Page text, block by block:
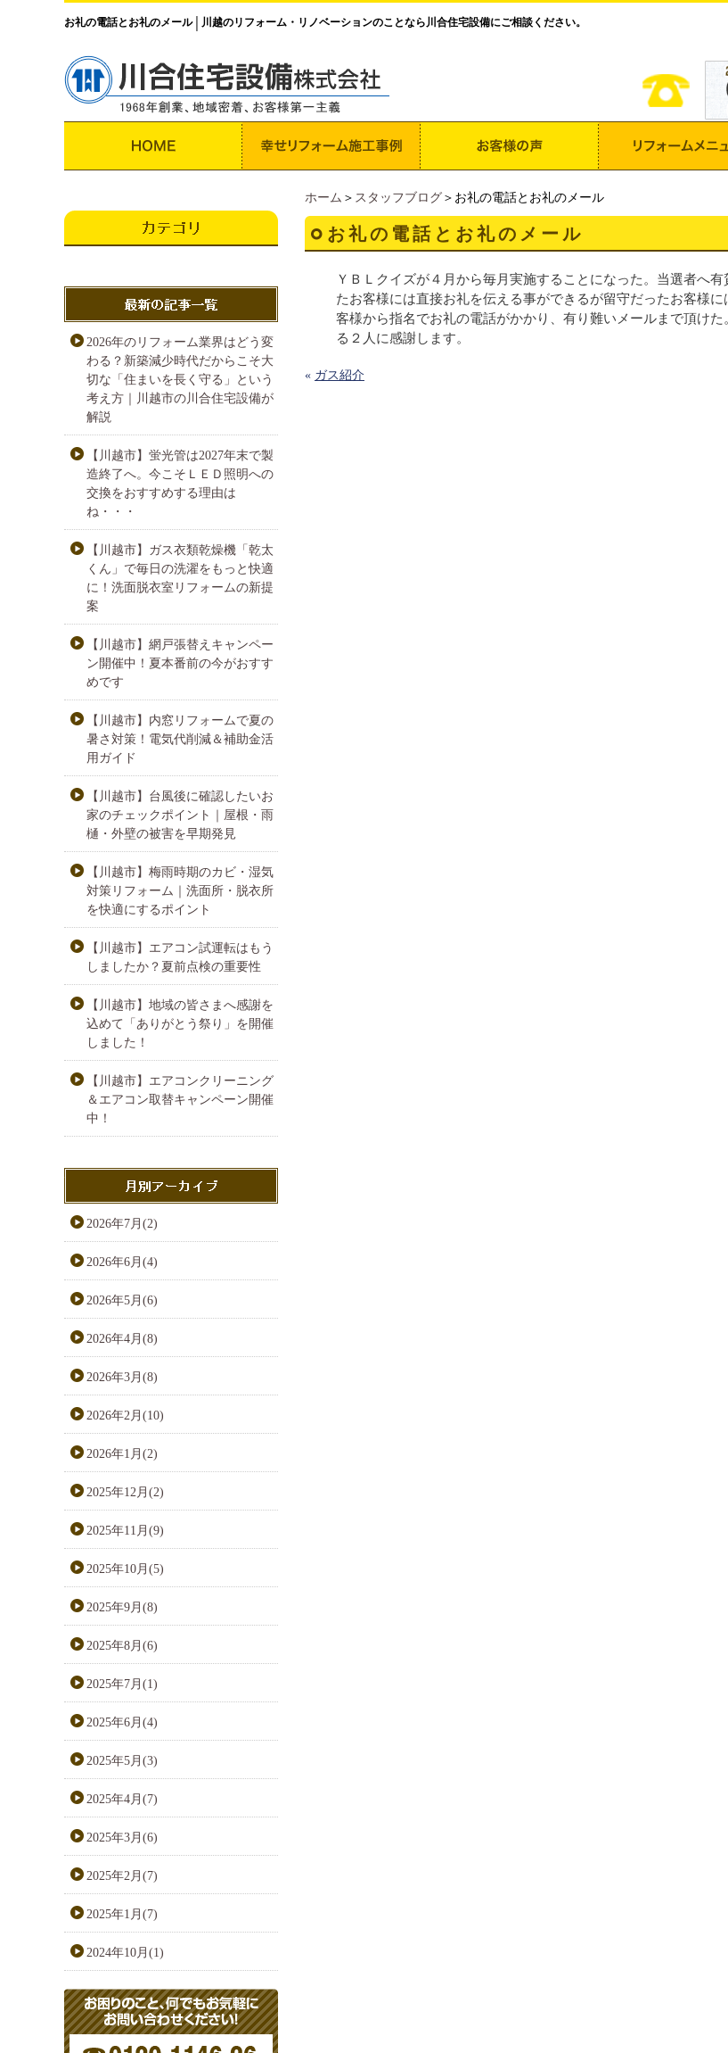
お礼の電話とお礼のメール│ 川越のリフォーム・リノベーションのことなら川合住宅設備にご相談ください。
ホーム ＞ スタッフブログ ＞お礼の電話とお礼のメール
お礼の電話とお礼のメール
ＹＢＬクイズが４月から毎月実施することになった。当選者へ
たお客様には直接お礼を伝える事ができるが留守だったお客様
客様から指名でお礼の電話がかかり、有り難いメールまで頂け
る２人に感謝します。
« ガス紹介
2026年のリフォーム業界はどう変
わる？新築減少時代だからこそ大
切な「住まいを長く守る」という
考え方｜川越市の川合住宅設備が
解説
【川越市】蛍光管は2027年末で製
造終了へ。今こそＬＥＤ照明への
交換をおすすめする理由は
ね・・・
【川越市】ガス衣類乾燥機「乾太
くん」で毎日の洗濯をもっと快適
に！洗面脱衣室リフォームの新提
案
【川越市】網戸張替えキャンペー
ン開催中！夏本番前の今がおすす
めです
【川越市】内窓リフォームで夏の
暑さ対策！電気代削減＆補助金活
用ガイド
【川越市】台風後に確認したいお
家のチェックポイント｜屋根・雨
樋・外壁の被害を早期発見
【川越市】梅雨時期のカビ・湿気
対策リフォーム｜洗面所・脱衣所
を快適にするポイント
【川越市】エアコン試運転はもう
しましたか？夏前点検の重要性
【川越市】地域の皆さまへ感謝を
込めて「ありがとう祭り」を開催
しました！
【川越市】エアコンクリーニング
＆エアコン取替キャンペーン開催
中！
2026年7月(2)
2026年6月(4)
2026年5月(6)
2026年4月(8)
2026年3月(8)
2026年2月(10)
2026年1月(2)
2025年12月(2)
2025年11月(9)
2025年10月(5)
2025年9月(8)
2025年8月(6)
2025年7月(1)
2025年6月(4)
2025年5月(3)
2025年4月(7)
2025年3月(6)
2025年2月(7)
2025年1月(7)
2024年10月(1)